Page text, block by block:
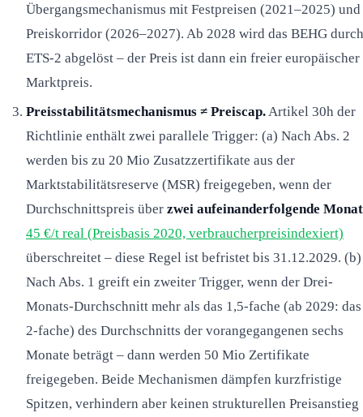
Übergangsmechanismus mit Festpreisen (2021–2025) und
Preiskorridor (2026–2027). Ab 2028 wird das BEHG durch
ETS-2 abgelöst – der Preis ist dann ein freier europäischer
Marktpreis.
Preisstabilitätsmechanismus ≠ Preiscap. Artikel 30h der
Richtlinie enthält zwei parallele Trigger: (a) Nach Abs. 2
werden bis zu 20 Mio Zusatzzertifikate aus der
Marktstabilitätsreserve (MSR) freigegeben, wenn der
Durchschnittspreis über zwei aufeinanderfolgende
45 €/t real (Preisbasis 2020, verbraucherpreisindexiert)
überschreitet – diese Regel ist befristet bis 31.12.2029. (b)
Nach Abs. 1 greift ein zweiter Trigger, wenn der Drei-
Monats-Durchschnitt mehr als das 1,5-fache (ab 2029: das
2-fache) des Durchschnitts der vorangegangenen sechs
Monate beträgt – dann werden 50 Mio Zertifikate
freigegeben. Beide Mechanismen dämpfen kurzfristige
Spitzen, verhindern aber keinen strukturellen Preisanstieg